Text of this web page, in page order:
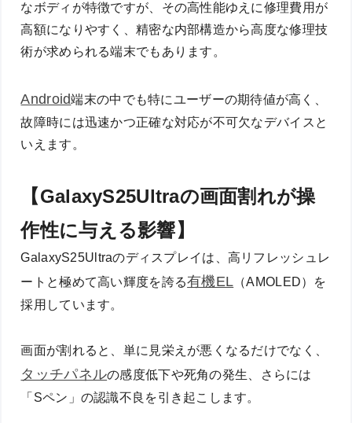
なボディが特徴ですが、その高性能ゆえに修理費用が
高額になりやすく、精密な内部構造から高度な修理技
術が求められる端末でもあります。
Android端末の中でも特にユーザーの期待値が高く、
故障時には迅速かつ正確な対応が不可欠なデバイスと
いえます。
【GalaxyS25Ultraの画面割れが操
作性に与える影響】
GalaxyS25Ultraのディスプレイは、高リフレッシュレ
ートと極めて高い輝度を誇る有機EL （AMOLED）を
採用しています。
画面が割れると、単に見栄えが悪くなるだけでなく、
タッチパネルの感度低下や死角の発生、さらには
「Sペン」の認識不良を引き起こします。